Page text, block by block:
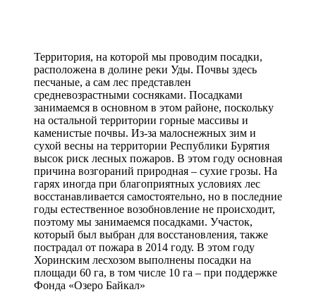
Территория, на которой мы проводим посадки,
расположена в долине реки Уды. Почвы здесь
песчаные, а сам лес представлен
средневозрастными сосняками. Посадками
занимаемся в основном в этом районе, поскольку
на остальной территории горные массивы и
каменистые почвы. Из-за малоснежных зим и
сухой весны на территории Республики Бурятия
высок риск лесных пожаров. В этом году основная
причина возгораний природная – сухие грозы. На
гарях иногда при благоприятных условиях лес
восстанавливается самостоятельно, но в последние
годы естественное возобновление не происходит,
поэтому мы занимаемся посадками. Участок,
который был выбран для восстановления, также
пострадал от пожара в 2014 году. В этом году
Хоринским лесхозом выполнены посадки на
площади 60 га, в том числе 10 га – при поддержке
Фонда «Озеро Байкал»